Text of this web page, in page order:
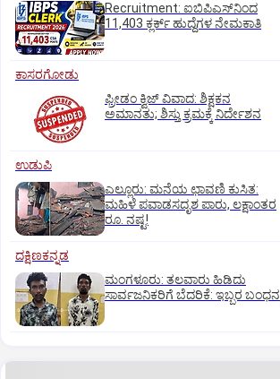
Recruitment: ಐಬಿಪಿಎಸ್‌ನಿಂದ
11,403 ಕ್ಲರ್ಕ್‌ ಹುದ್ದೆಗಳ ನೇಮಕಾತಿ
ಕಾಸರಗೋಡು
ಫ್ರೀಡಂ ಕ್ವಿಜ್‌ ವಿವಾದ: ಶಿಕ್ಷಕನ
ಅಮಾನತು; ಶಿಸ್ತು ಕ್ರಮಕ್ಕೆ ನಿರ್ದೇಶನ
ಉಡುಪಿ
ಎಲ್ಲೂರು: ಮನೆಯ ಛಾವಣಿ ಕುಸಿತ:
ಮಹಿಳೆ ಪವಾಡಸದೃಶ ಪಾರು, ಲಕ್ಷಾಂತರ
ರೂ. ನಷ್ಟ!
ದಕ್ಷಿಣಕನ್ನಡ
ಮಂಗಳೂರು: ತಲವಾರು ಹಿಡಿದು
ಸಾರ್ವಜನಿಕರಿಗೆ ಬೆದರಿಕೆ: ಇಬ್ಬರ ಬಂಧನ